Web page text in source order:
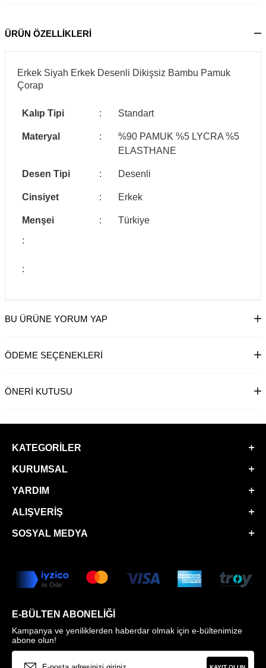
ÜRÜN ÖZELLİKLERİ
Erkek Siyah Erkek Desenli Dikişsiz Bambu Pamuk
Çorap
Kalıp Tipi : Standart
Materyal :
%90 PAMUK %5 LYCRA %5
ELASTHANE
Desen Tipi : Desenli
Cinsiyet : Erkek
Menşei :
Türkiye
:
:
BU ÜRÜNE YORUM YAP
ÖDEME SEÇENEKLERI
ÖNERI KUTUSU
KATEGORILER
KURUMSAL
YARDIM
ALIŞVERIŞ
SOSYAL MEDYA
E-BÜLTEN ABONELIĞI
Kampanya ve yeniliklerden haberdar olmak için e-bültenimize
abone olun!